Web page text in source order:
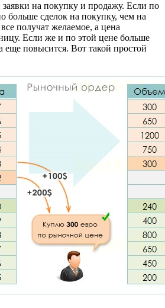
на покупку и продажу. Если по
больше сделок на покупку, чем на
получат желаемое, а цена
Если же и по этой цене больше
еще повысится. Вот такой простой